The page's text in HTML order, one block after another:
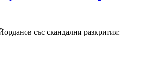
със скандални разкрития: